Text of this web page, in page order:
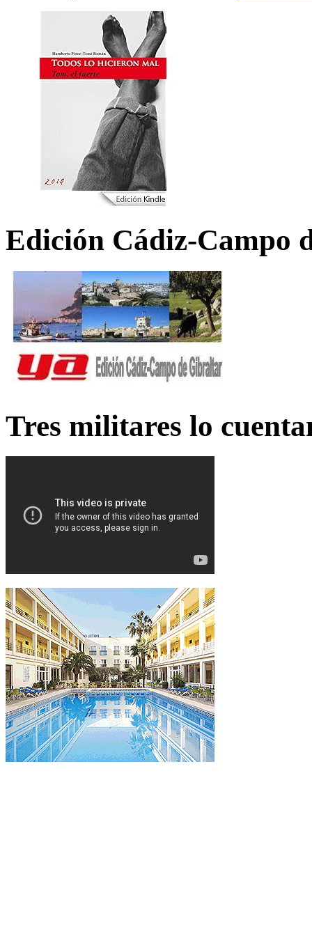
Edición Cádiz-Campo
Tres militares lo